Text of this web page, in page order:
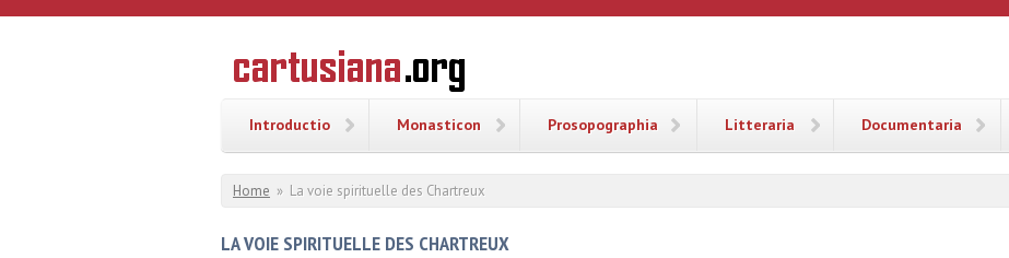
Overslaan en naar de inhoud gaan
CARTUSIANA
Geschiedenis
van de
Introductio Monasticon Prosopographia Litteraria Documentaria
U bent hier
Home » La voie spirituelle des Chartreux
LA VOIE SPIRITUELLE DES CHARTREUX